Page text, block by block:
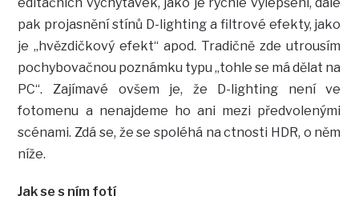
pak projasnění stínů D-lighting a filtrové efekty, jako
je „hvězdičkový efekt“ apod. Tradičně zde utrousím
pochybovačnou poznámku typu „tohle se má dělat na
PC“. Zajímavé ovšem je, že D-lighting není ve
fotomenu a nenajdeme ho ani mezi předvolenými
scénami. Zdá se, že se spoléhá na ctnosti HDR, o něm
níže.
Jak se s ním fotí